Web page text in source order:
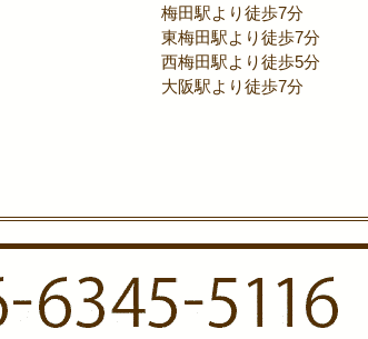
梅田駅より徒歩7分
東梅田駅より徒歩7分
西梅田駅より徒歩5分
大阪駅より徒歩7分